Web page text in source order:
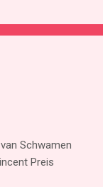
Schwamen
Preis